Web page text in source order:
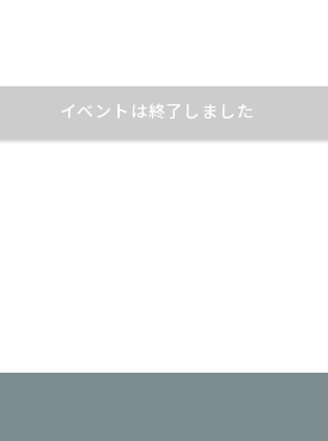
イベントは終了しました